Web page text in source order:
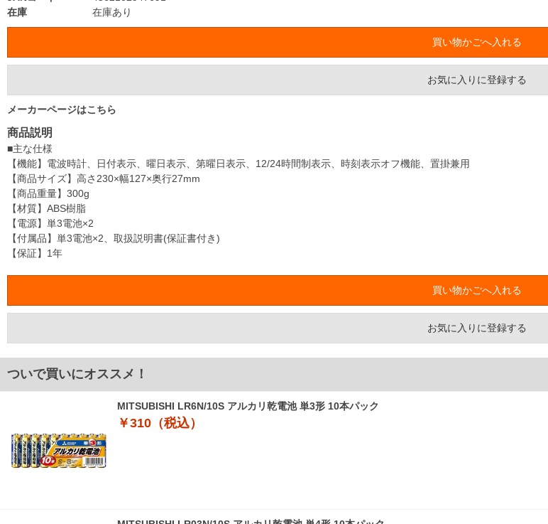
在庫
在庫あり
お気に入りに登録する
メーカーページはこちら
商品説明
■主な仕様
【機能】電波時計、日付表示、曜日表示、第曜日表示、12/24時間制表示、時刻表示オフ機能、置掛兼用
【商品サイズ】高さ230×幅127×奥行27mm
【商品重量】300g
【材質】ABS樹脂
【電源】単3電池×2
【付属品】単3電池×2、取扱説明書(保証書付き)
【保証】1年
お気に入りに登録する
ついで買いにオススメ！
MITSUBISHI LR6N/10S アルカリ乾電池 単3形 10本パック
￥310（税込）